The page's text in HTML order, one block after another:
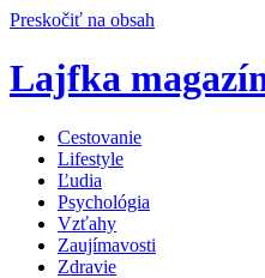
Preskočiť na obsah
Lajfka
Cestovanie
Lifestyle
Ľudia
Psychológia
Vzťahy
Zaujímavosti
Zdravie